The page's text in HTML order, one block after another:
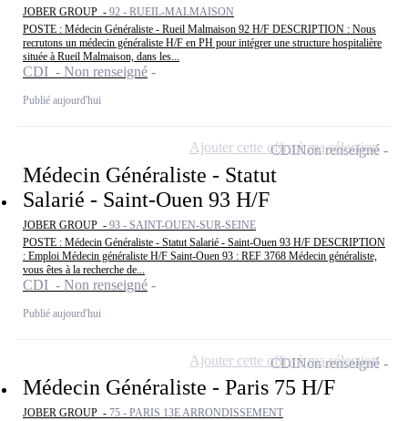
JOBER GROUP - 92 - RUEIL-MALMAISON
POSTE : Médecin Généraliste - Rueil Malmaison 92 H/F DESCRIPTION : Nous
recrutons un médecin généraliste H/F en PH pour intégrer une structure hospitalière
située à Rueil Malmaison, dans les...
CDI - Non renseigné
Publié aujourd'hui
Médecin Généraliste - Statut
Salarié - Saint-Ouen 93 H/F
JOBER GROUP - 93 - SAINT-OUEN-SUR-SEINE
POSTE : Médecin Généraliste - Statut Salarié - Saint-Ouen 93 H/F DESCRIPTION
: Emploi Médecin généraliste H/F Saint-Ouen 93 : REF 3768 Médecin généraliste,
vous êtes à la recherche de...
CDI - Non renseigné
Publié aujourd'hui
CDINon renseigné
Ajouter cette offre à ma sélection
Médecin Généraliste - Paris 75 H/F
JOBER GROUP - 75 - PARIS 13E ARRONDISSEMENT
CDINon renseigné
Ajouter cette offre à ma sélection